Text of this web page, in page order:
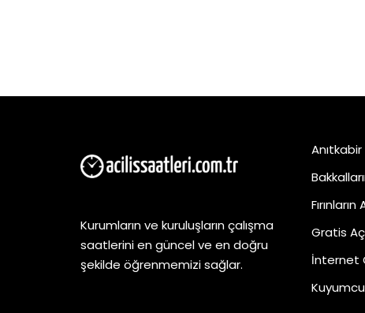
Kurumların ve kuruluşların çalışma
saatlerini en güncel ve en doğru
şekilde öğrenmemizi sağlar.
Anıtkabir
Fırınların
Gratis
İnternet